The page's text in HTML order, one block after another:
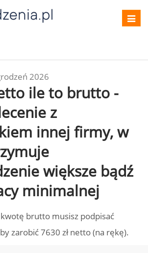
2026
ile to brutto -
z
innej firmy, w
większe bądź
minimalnej
brutto musisz podpisać
zarobić 7630 zł netto (na rękę).